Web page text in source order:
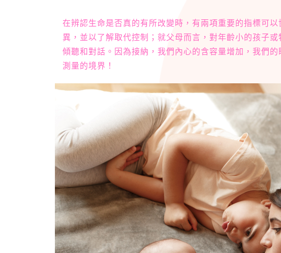
在辨認生命是否真的有所改變時，有兩項重要的指標可
異，並以了解取代控制；就父母而言，對年齡小的孩子
傾聽和對話。因為接納，我們內心的含容量增加，我們
測量的境界！